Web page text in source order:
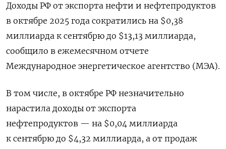
Доходы РФ от экспорта нефти и нефтепродуктов
в октябре 2025 года сократились на $0,38
миллиарда к сентябрю до $13,13 миллиарда,
сообщило в ежемесячном отчете
Международное энергетическое агентство (МЭА).
В том числе, в октябре РФ незначительно
нарастила доходы от экспорта
нефтепродуктов — на $0,04 миллиарда
к сентябрю до $4,32 миллиарда, а от продаж